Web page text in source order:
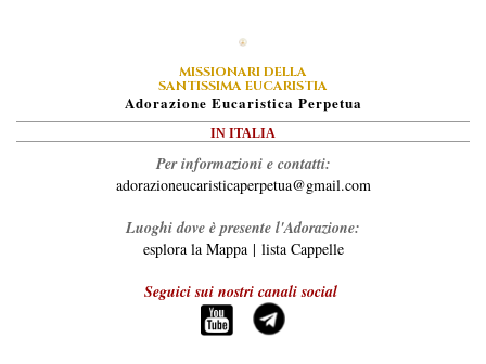
MISSIONARI DELLA
SANTISSIMA EUCARISTIA
ADorazione EUcaristica PErpetua
IN ITALIA
Per informazioni e contatti:
adorazioneucaristicaperpetua@gmail.com
Luoghi dove è presente l'Adorazione:
esplora la Mappa| lista Cappelle
Seguici sui nostri canali social